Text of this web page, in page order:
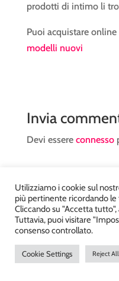
prodotti di intimo li
Puoi acquistare
modelli nuovi
Invia
Devi essere connesso
Atelier Kyriad da Mary –
realizzato da
Utilizziamo i cookie sul
più pertinente ricordando
Cliccando su "Accetta
Tuttavia, puoi visitare
consenso controllato.
Cookie Settings Reject All